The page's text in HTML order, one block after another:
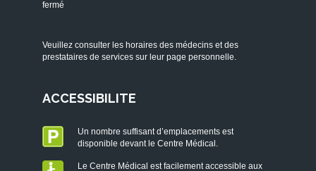
fermé
Veuillez consulter les horaires des médecins et des
prestataires de services sur leur page personnelle.
ACCESSIBILITE
Un nombre suffisant d’emplacements est
disponible devant le Centre Médical.
Le Centre Médical est facilement accessible aux